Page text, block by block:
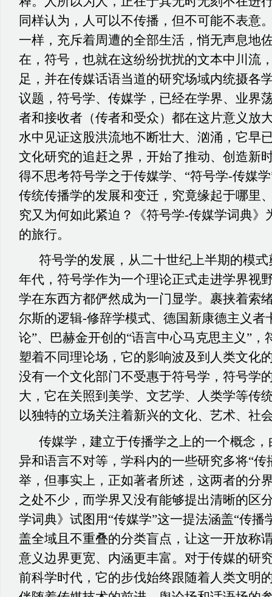
同样认为，人可以不传播，但不可能不表意
一样，充斥着周遭的全部生活，悄无声息地
在，符号，也就在这纷纷扰扰的文本中川流
足，并在传媒话语当道的研究场域内统摄各
议题，符号学、传媒学，已经在学界、业界
者和接收者（传者和受众）都在这片意义放
水中见证这股洪流地不断壮大、汹涌，它早
文化研究的追赶之界，开始了推动、创造新
得不思考符号学之于传媒学、“符号学-传媒
传统传播学的发展和变迁，究竟缘起于哪里
究又为何如此紧迫？《符号学-传媒学词典》
的旅行。
符号学的发展，从二十世纪上半期的模
年代，符号学作为一个理论正式走进学界视
学在东西方都俨然成为一门显学。裹挟着索
尔斯的逻辑-修辞学模式、德国新康德主义者
论”、巴赫金开创的“语言中心马克思主义”，
塑着不同理论场，它的影响波及到人类文化
没有一个文化部门不受惠于符号学，符号学
大，它在关照到美学、文艺学、人类学等传
以独特的立场关注着新兴的文化、艺术、社
传媒学，建立于传播学之上的一个概念
异和语言不对等，学科内的一些研究多将“传
举，但事实上，正如著者所述，这两者的分
之处不少，而学界又没有能够提出清晰的区
学词典》试图用“传媒学”这一提法涵盖“传播
盖全域且不重叠的分类盲点，让这一开放称
意义边界更宽、内涵更丰富。对于传媒的研
前科学时代，它的步伐始终跟随着人类文明